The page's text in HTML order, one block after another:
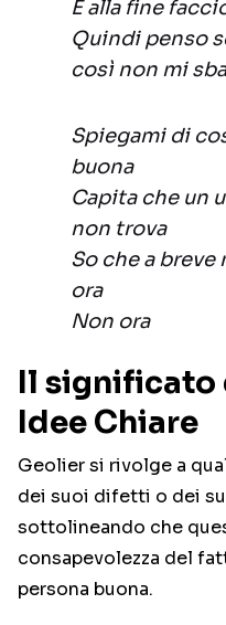
E alla fine
Quindi penso
così non mi
Spiegami di
buona
Capita che un
non trova
So che a breve
ora
Non ora
Il significato
Idee Chiare
Geolier si rivolge a
dei suoi difetti o dei
sottolineando che
consapevolezza del
persona buona.